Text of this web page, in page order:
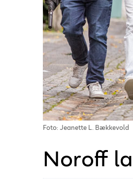
Foto: Jeanette L. Bækkevold
Noroff